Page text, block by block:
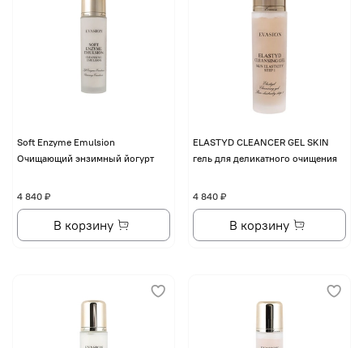
Soft Enzyme Emulsion
Очищающий энзимный йогурт
4 840 ₽
В корзину
ELASTYD CLEANCER GEL SKIN
гель для деликатного очищения
4 840 ₽
В корзину